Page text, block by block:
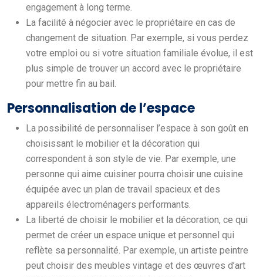
engagement à long terme.
La facilité à négocier avec le propriétaire en cas de
changement de situation. Par exemple, si vous perdez
votre emploi ou si votre situation familiale évolue, il est
plus simple de trouver un accord avec le propriétaire
pour mettre fin au bail.
Personnalisation de l’espace
La possibilité de personnaliser l’espace à son goût en
choisissant le mobilier et la décoration qui
correspondent à son style de vie. Par exemple, une
personne qui aime cuisiner pourra choisir une cuisine
équipée avec un plan de travail spacieux et des
appareils électroménagers performants.
La liberté de choisir le mobilier et la décoration, ce qui
permet de créer un espace unique et personnel qui
reflète sa personnalité. Par exemple, un artiste peintre
peut choisir des meubles vintage et des œuvres d’art